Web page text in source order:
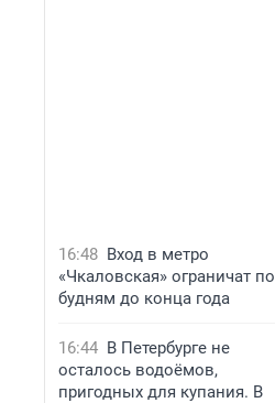
16:48 Вход в метро
«Чкаловская» ограничат по
будням до конца года
16:44 В Петербурге не
осталось водоёмов,
пригодных для купания. В